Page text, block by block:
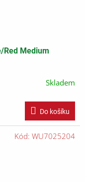
Red Medium
Skladem
Do košíku
Kód: WU7025204